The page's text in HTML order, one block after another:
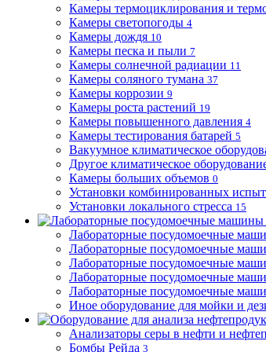
Камеры термоциклирования и
Камеры светопогоды 4
Камеры дождя 10
Камеры песка и пыли 7
Камеры солнечной радиации 11
Камеры соляного тумана 37
Камеры коррозии 9
Камеры роста растений 19
Камеры повышенного давления 4
Камеры тестирования батарей 5
Вакуумное климатическое
Другое климатическое
Камеры больших объемов 0
Установки комбинированных
Установки локального стресса 15
Лабораторные посудомоечные
Лабораторные посудомоечные
Лабораторные посудомоечные
Лабораторные посудомоечные
Лабораторные посудомоечные
Иное оборудование для мойки и
Анализаторы серы в нефти и
Бомбы Рейда 3